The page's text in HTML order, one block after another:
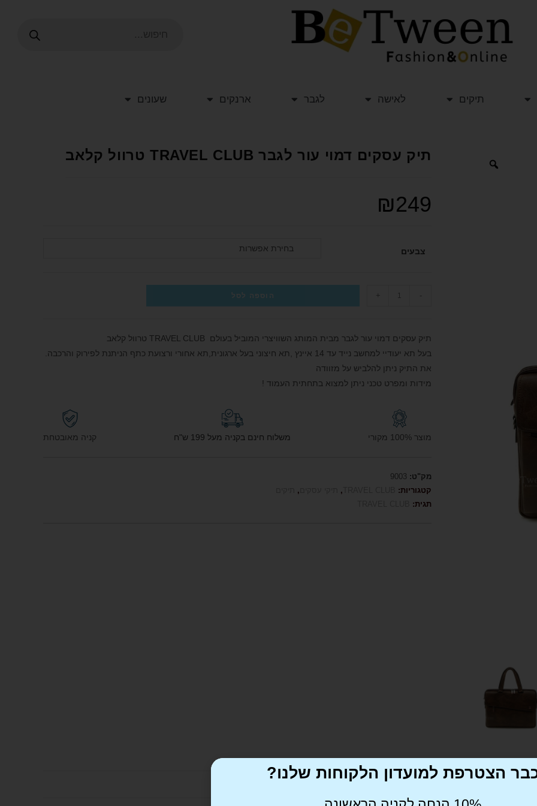
תיקים לאישה לגבר ארנקים שעונים
תיק עסקים דמוי עור לגבר TRAVEL CLUB טרוול קלאב
₪249
צבעים בחירת אפשרות
-
+ הוספה לסל
תיק עסקים דמוי עור לגבר מבית המותג השוויצרי המוביל בעולם TRAVEL CLUB טרוול קלאב
בעל תא יעודיי למחשב נייד עד 14 איינץ ,תא חיצוני בעל ארגונית,תא אחורי ורצועת כתף הניתנת לפירוק והרכבה.
את התיק ניתן להלביש על מזוודה
מידות ומפרט טכני ניתן למצוא בתחתית העמוד !
מוצר 100% מקורי משלוח חינם בקניה מעל 199 ש"ח קניה מאובטחת
מק"ט: 9003
קטגוריות:
,
,
תגית:
הצטרפת למועדון הלקוחות שלנו?